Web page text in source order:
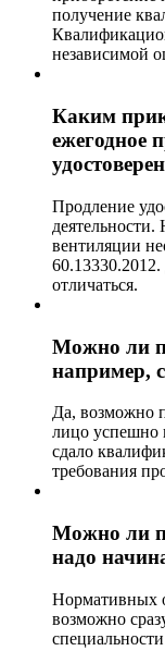
получение
независимой
Каким
ежегодное
Продление
вентиляции
отличаться.
Можно ли
например,
Да, возможно
лицо успешно
сдало
требования
Можно ли
надо
Нормативных
возможно